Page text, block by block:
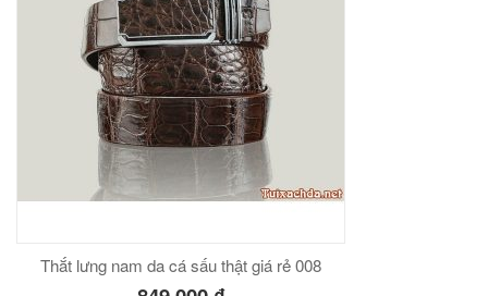
Thắt lưng nam da cá sấu thật giá rẻ 008